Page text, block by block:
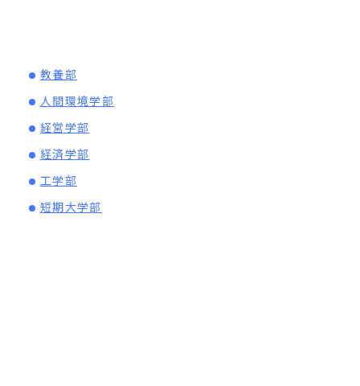
教養部
人間環境学部
経営学部
経済学部
工学部
短期大学部